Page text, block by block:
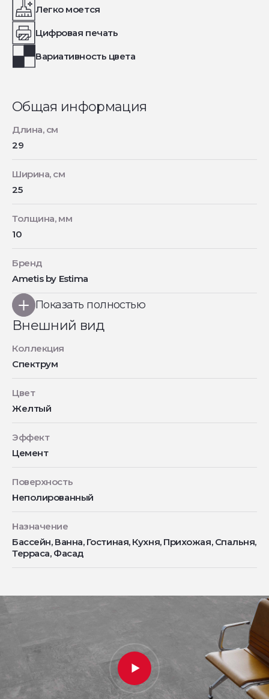
Легко моется
Цифровая печать
Вариативность цвета
Общая информация
Длина, см
29
Ширина, см
25
Толщина, мм
10
Бренд
Ametis by Estima
Показать полностью
Внешний вид
Коллекция
Спектрум
Цвет
Желтый
Эффект
Цемент
Поверхность
Неполированный
Назначение
Бассейн, Ванна, Гостиная, Кухня, Прихожая, Спальня,
Терраса, Фасад